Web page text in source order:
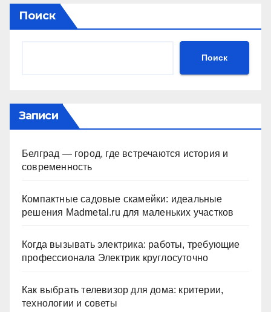
Поиск
Поиск
Записи
Белград — город, где встречаются история и
современность
Компактные садовые скамейки: идеальные
решения Madmetal.ru для маленьких участков
Когда вызывать электрика: работы, требующие
профессионала Электрик круглосуточно
Как выбрать телевизор для дома: критерии,
технологии и советы